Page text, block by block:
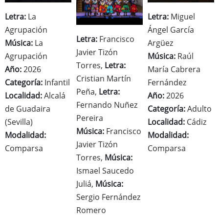
Letra: La
Agrupación
Música: La
Agrupación
Año:2026
Categoría: Infantil
Localidad:Alcalá
de Guadaira
(Sevilla)
Modalidad:
Comparsa
Letra: Francisco
Javier Tizón
Torres, Letra:
Cristian Martín
Peña, Letra:
Fernando Nuñez
Pereira
Música: Francisco
Javier Tizón
Torres, Música:
Ismael Saucedo
Juliá, Música:
Sergio Fernández
Romero
Letra: Miguel
Ángel García
Argüez
Música: Raúl
María Cabrera
Fernández
Año:2026
Categoría:Adulto
Localidad: Cádiz
Modalidad:
Comparsa